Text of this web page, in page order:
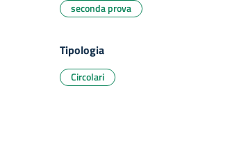
seconda prova
Tipologia
Circolari